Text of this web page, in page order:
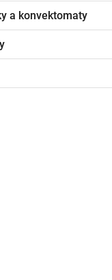
a konvektomaty